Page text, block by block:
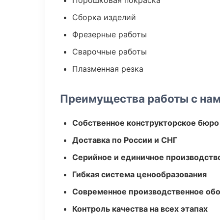
Сборка изделий
Фрезерные работы
Сварочные работы
Плазменная резка
Преимущества работы с
Собственное конструкторское бюро
Доставка по России и СНГ
Серийное и единичное
Гибкая система ценообразования
Современное производственное
Контроль качества на всех этапах